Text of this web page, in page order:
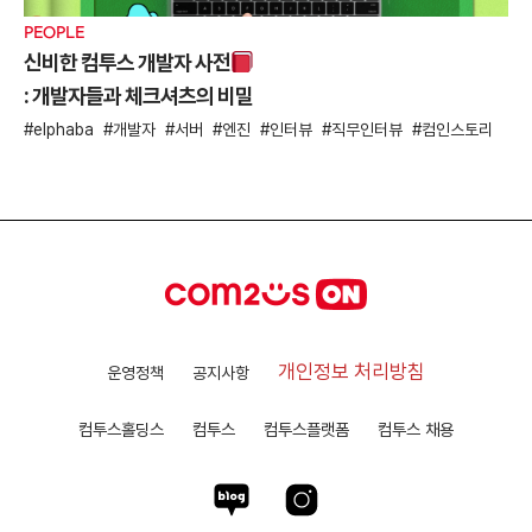
PEOPLE
신비한 컴투스 개발자 사전
: 개발자들과 체크셔츠의 비밀
elphaba 개발자 서버 엔진 인터뷰 직무인터뷰 컴인스토리
운영정책 공지사항 개인정보 처리방침
컴투스홀딩스 컴투스 컴투스플랫폼 컴투스 채용